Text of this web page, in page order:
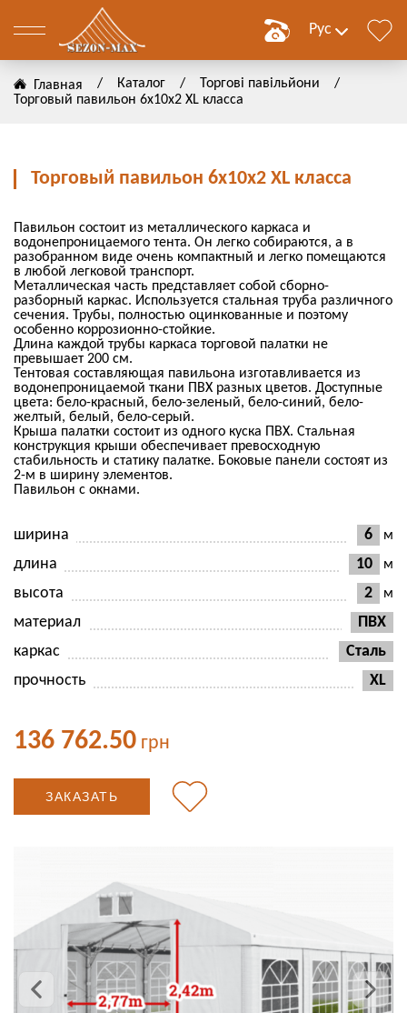
Рус
Главная / Каталог / Торгові павільйони
/
Торговый павильон 6х10х2 ХL класса
Торговый павильон 6х10х2 ХL класса
Павильон состоит из металлического каркаса и
водонепроницаемого тента. Он легко собираются, а в
разобранном виде очень компактный и легко помещаются
в любой легковой транспорт.
Металлическая часть представляет собой сборно-
разборный каркас. Используется стальная труба различного
сечения. Трубы, полностью оцинкованные и поэтому
особенно коррозионно-стойкие.
Длина каждой трубы каркаса торговой палатки не
превышает 200 см.
Тентовая составляющая павильона изготавливается из
водонепроницаемой ткани ПВХ разных цветов. Доступные
цвета: бело-красный, бело-зеленый, бело-синий, бело-
желтый, белый, бело-серый.
Крыша палатки состоит из одного куска ПВХ. Стальная
конструкция крыши обеспечивает превосходную
стабильность и статику палатке. Боковые панели состоят из
2-м в ширину элементов.
Павильон с окнами.
ширина 6 м
длина 10 м
высота 2 м
материал
ПВХ
каркас
Сталь
прочность
XL
136 762.50 грн
ЗАКАЗАТЬ